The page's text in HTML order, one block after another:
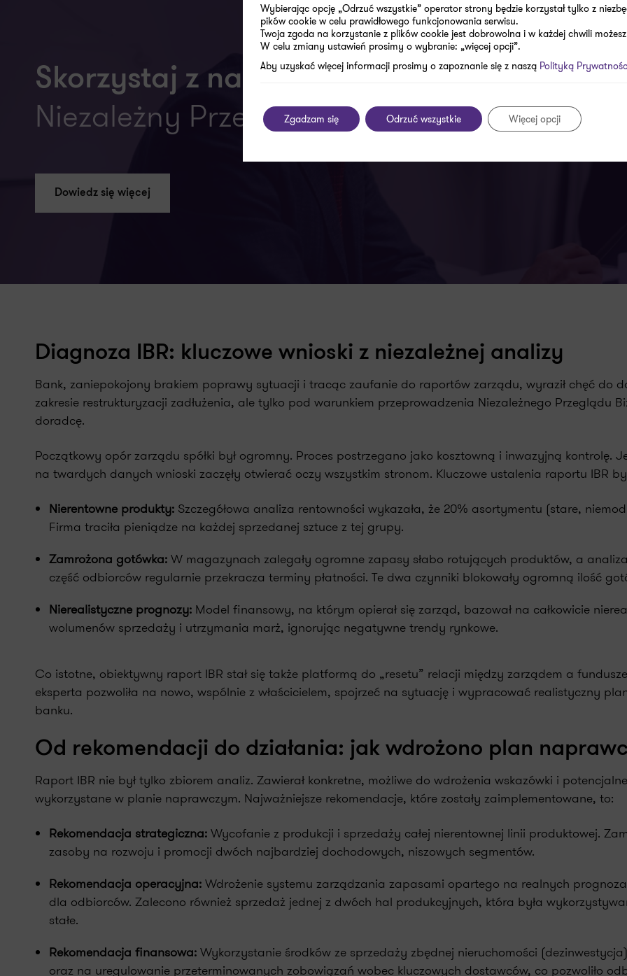
Skorzystaj z naszych usług z zakresu:
Niezależny Przegląd Przedsiębiorstw (IBR)
Dowiedz się więcej
Diagnoza IBR: kluczowe wnioski z niezależnej analizy
Bank, zaniepokojony brakiem poprawy sytuacji i tracąc zaufanie do raportów zarządu, wyraził chęć do
zakresie restrukturyzacji zadłużenia, ale tylko pod warunkiem przeprowadzenia Niezależnego Przeglądu
doradcę.
Początkowy opór zarządu spółki był ogromny. Proces postrzegano jako kosztowną i inwazyjną
na twardych danych wnioski zaczęły otwierać oczy wszystkim stronom. Kluczowe ustalenia raportu IBR
Nierentowne produkty:Szczegółowa analiza rentowności wykazała, że 20% asortymentu (stare,
Firma traciła pieniądze na każdej sprzedanej sztuce z tej grupy.
Zamrożona gotówka:W magazynach zalegały ogromne zapasy słabo rotujących produktów, a
część odbiorców regularnie przekracza terminy płatności. Te dwa czynniki blokowały ogromną ilość
Nierealistyczne prognozy:Model finansowy, na którym opierał się zarząd, bazował na całkowicie
wolumenów sprzedaży i utrzymania marż, ignorując negatywne trendy rynkowe.
Co istotne, obiektywny raport IBR stał się także platformą do „resetu” relacji między zarządem a
eksperta pozwoliła na nowo, wspólnie z właścicielem, spojrzeć na sytuację i wypracować realistyczny
banku.
Od rekomendacji do działania: jak wdrożono plan
Raport IBR nie był tylko zbiorem analiz. Zawierał konkretne, możliwe do wdrożenia wskazówki i
wykorzystane w planie naprawczym. Najważniejsze rekomendacje, które zostały zaimplementowane, to:
Rekomendacja strategiczna:Wycofanie z produkcji i sprzedaży całej nierentownej linii produktowej.
zasoby na rozwoju i promocji dwóch najbardziej dochodowych, niszowych segmentów.
Rekomendacja operacyjna:Wdrożenie systemu zarządzania zapasami opartego na realnych
dla odbiorców. Zalecono również sprzedaż jednej z dwóch hal produkcyjnych, która była
stałe.
Rekomendacja finansowa:Wykorzystanie środków ze sprzedaży zbędnej nieruchomości
oraz na uregulowanie przeterminowanych zobowiązań wobec kluczowych dostawców, co pozwoliło
Wybierając opcję „Odrzuć wszystkie” operator strony będzie korzystał tylko z
pików cookie w celu prawidłowego funkcjonowania serwisu.
Twoja zgoda na korzystanie z plików cookie jest dobrowolna i w każdej chwili
W celu zmiany ustawień prosimy o wybranie: „więcej opcji”.
Aby uzyskać więcej informacji prosimy o zapoznanie się z naszą Polityką
Zgadzam się Odrzuć wszystkie Więcej opcji